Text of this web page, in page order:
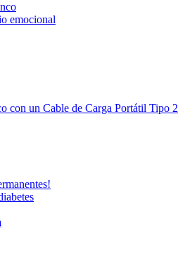
emocional
con un Cable de Carga Portátil Tipo 2